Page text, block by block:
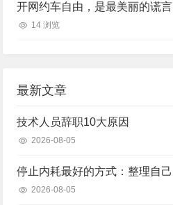
开网约车自由，是最美丽的谎言
14 浏览
最新文章
技术人员辞职10大原因
2026-08-05
停止内耗最好的方式：整理自己
2026-08-05